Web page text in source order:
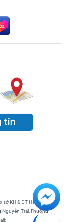
KH & ĐT Hà Nội cấp
Trãi, Phường